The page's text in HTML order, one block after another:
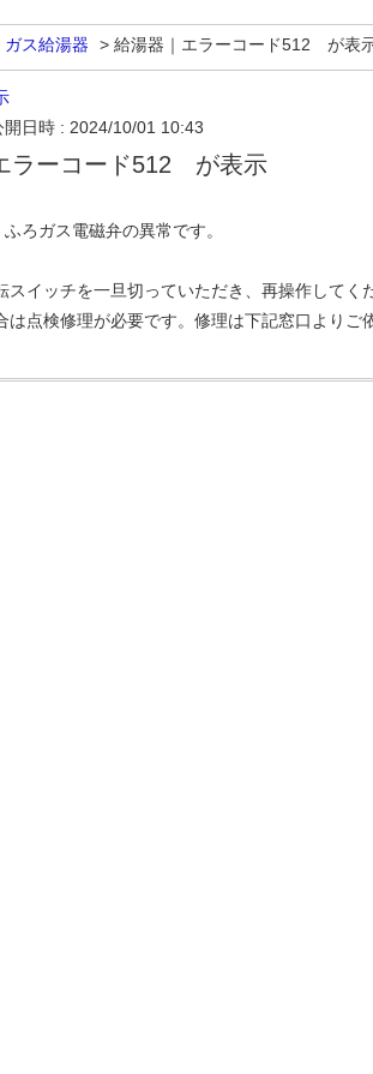
ガス給湯器 > 給湯器｜エラーコード512 が表
開日時 : 2024/10/01 10:43
ラーコード512 が表示
ろガス電磁弁の異常です。
スイッチを一旦切っていただき、再操作してく
は点検修理が必要です。修理は下記窓口よりご